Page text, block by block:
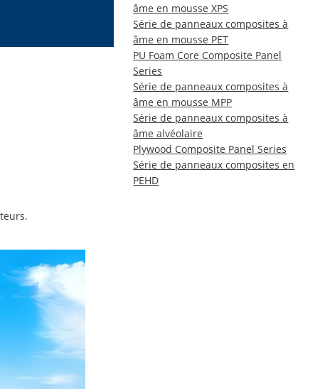
âme en mousse XPS
Série de panneaux composites à
âme en mousse PET
PU Foam Core Composite Panel
Series
Série de panneaux composites à
âme en mousse MPP
Série de panneaux composites à
âme alvéolaire
Plywood Composite Panel Series
Série de panneaux composites en
PEHD